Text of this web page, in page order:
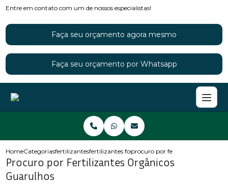
Entre em contato com um de nossos especialistas!
Faça seu orçamento agora mesmo
Faça seu orçamento por Whatsapp
HomeCategoriasfertilizantesfertilizantes fosfatadosprocuro por fertilizantes
Procuro por Fertilizantes Orgânicos
Guarulhos